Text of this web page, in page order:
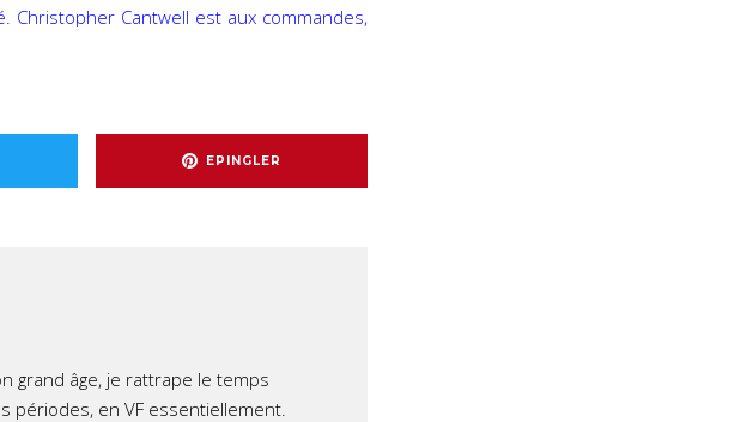
Cantwell est aux commandes,
EPINGLER
grand âge, je rattrape le temps
périodes, en VF essentiellement.